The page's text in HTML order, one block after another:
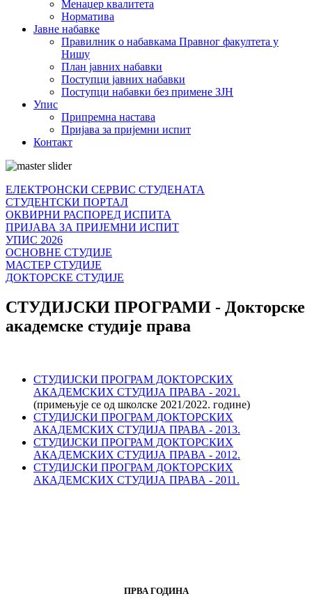
Менаџер квалитета
Норматива
Јавне набавке
Правилник о набавкама Правног факултета у
Нишу
План јавних набавки
Поступци јавних набавки
Поступци набавки без примене ЗЈН
Упис
Припремна настава
Пријава за пријемни испит
Контакт
ЕЛЕКТРОНСКИ СЕРВИС СТУДЕНАТА
СТУДЕНТСКИ ПОРТАЛ
ОКВИРНИ РАСПОРЕД ИСПИТА
ПРИЈАВА ЗА ПРИЈЕМНИ ИСПИТ
УПИС 2026
ОСНОВНЕ СТУДИЈЕ
МАСТЕР СТУДИЈЕ
ДОКТОРСКЕ СТУДИЈЕ
СТУДИЈСКИ ПРОГРАМИ - Докторске
академске студије права
СТУДИЈСКИ ПРОГРАМ ДОКТОРСКИХ
АКАДЕМСКИХ СТУДИЈА ПРАВА - 2021.
(примењује се од школске 2021/2022. године)
СТУДИЈСКИ ПРОГРАМ ДОКТОРСКИХ
АКАДЕМСКИХ СТУДИЈА ПРАВА - 2013.
СТУДИЈСКИ ПРОГРАМ ДОКТОРСКИХ
АКАДЕМСКИХ СТУДИЈА ПРАВА - 2012.
СТУДИЈСКИ ПРОГРАМ ДОКТОРСКИХ
АКАДЕМСКИХ СТУДИЈА ПРАВА - 2011.
ПРВА ГОДИНА